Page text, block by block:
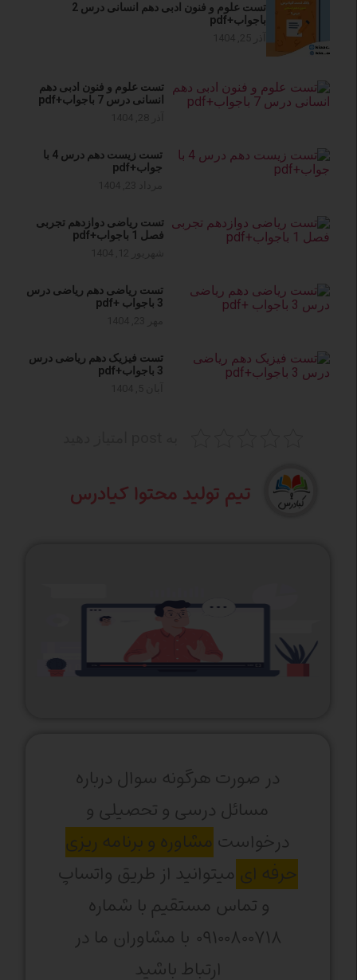
تست علوم و فنون ادبی دهم انسانی درس 2
باجواب+pdf
تست علوم و فنون ادبی دهم
انسانی درس 7 باجواب+pdf
تست زیست دهم درس 4 با
جواب+pdf
تست ریاضی دوازدهم تجربی
فصل 1 باجواب+pdf
تست ریاضی دهم ریاضی درس
3 باجواب +pdf
تست فیزیک دهم ریاضی درس
3 باجواب+pdf
تیم تولید محتوا کیادرس
در صورت هرگونه سوال درباره
مسائل درسی و تحصیلی و
درخواست مشاوره و برنامه ریزی
حرفه ای میتوانید از طریق واتساپ
و تماس مستقیم با شماره
۰۹۱۰۰۸۰۰۷۱۸ با مشاوران ما در
ارتباط باشید